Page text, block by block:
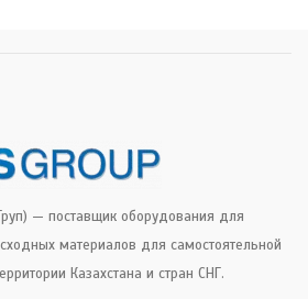
— поставщик оборудования для
материалов для самостоятельной
Казахстана и стран СНГ.